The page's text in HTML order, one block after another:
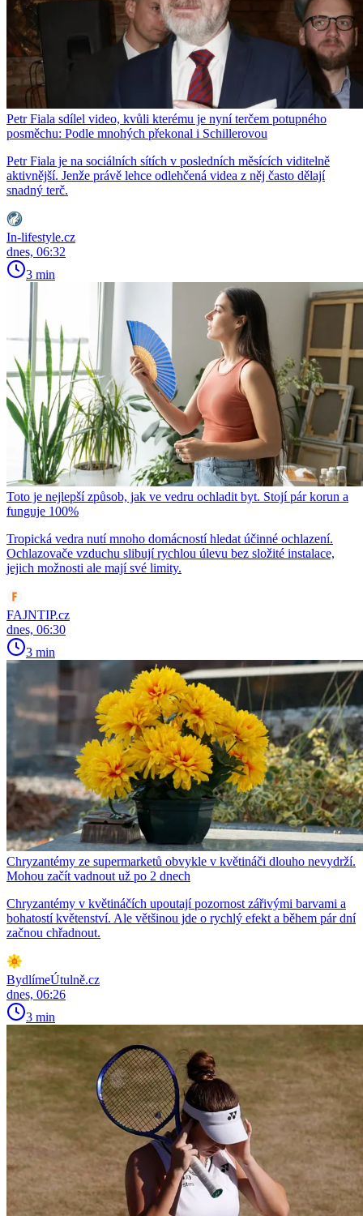
Petr Fiala sdílel video, kvůli kterému je nyní terčem potupného
posměchu: Podle mnohých překonal i Schillerovou
Petr Fiala je na sociálních sítích v posledních měsících viditelně
aktivnější. Jenže právě lehce odlehčená videa z něj často dělají
snadný terč.
In-lifestyle.cz
dnes, 06:32
3 min
Toto je nejlepší způsob, jak ve vedru ochladit byt. Stojí pár korun a
funguje 100%
Tropická vedra nutí mnoho domácností hledat účinné ochlazení.
Ochlazovače vzduchu slibují rychlou úlevu bez složité instalace,
jejich možnosti ale mají své limity.
FAJNTIP.cz
dnes, 06:30
3 min
Chryzantémy ze supermarketů obvykle v květináči dlouho nevydrží.
Mohou začít vadnout už po 2 dnech
Chryzantémy v květináčích upoutají pozornost zářivými barvami a
bohatostí květenství. Ale většinou jde o rychlý efekt a během pár dní
začnou chřadnout.
BydlímeÚtulně.cz
dnes, 06:26
3 min